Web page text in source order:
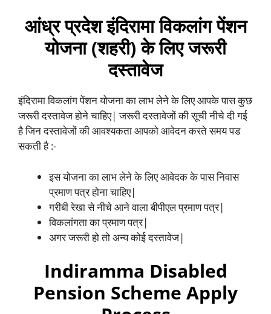
आंध्र प्रदेश इंदिरामा विकलांग पेंशन
योजना (शहरी) के लिए जरूरी
दस्तावेज
इंदिरामा विकलांग पेंशन योजना का लाभ लेने के लिए आपके पास कुछ
जरूरी दस्तावेज होने चाहिए| जरूरी दस्तावेजों की सूची नीचे दी गई
है जिन दस्तावेजों की आवश्यकता आपको आवेदन करते समय पड
सकती है :-
इस योजना का लाभ लेने के लिए आवेदक के पास निवास
प्रमाण पत्र होना चाहिए|
गरीबी रेखा से नीचे आने वाला बीपीएल प्रमाण पत्र|
विकलांगता का प्रमाण पत्र|
अगर जरूरी हो तो अन्य कोई दस्तावेज|
Indiramma Disabled
Pension Scheme Apply